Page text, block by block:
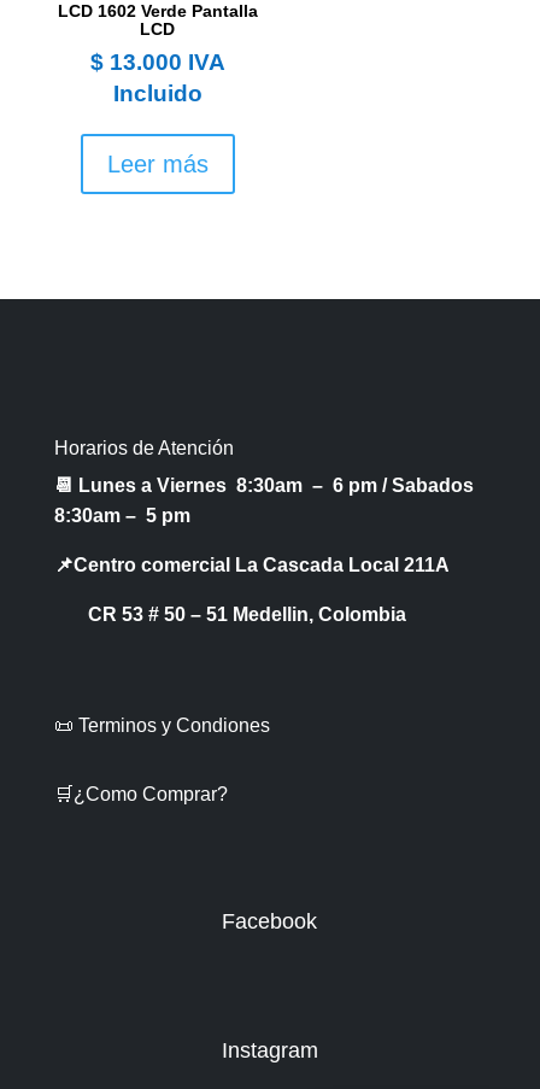
LCD 1602 Verde Pantalla
LCD
$13.000 IVA
Incluido
Leer más
Horarios de Atención
📆 Lunes a Viernes 8:30am – 6 pm /Sabados
8:30am – 5 pm
📌Centro comercial La Cascada Local 211A
CR 53 # 50 – 51 Medellin, Colombia
📜 Terminos y Condiones
🛒¿Como Comprar?
Facebook
Instagram